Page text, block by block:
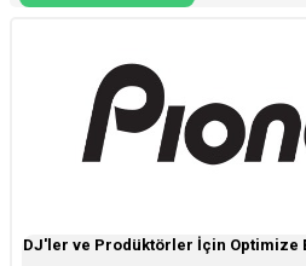
DJ'ler ve Prodüktörler İçin Optimize